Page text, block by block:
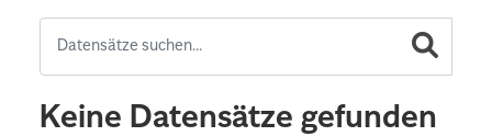
Keine Datensätze gefunden